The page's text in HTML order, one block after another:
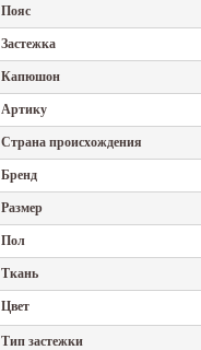
Пояс
Застежка
Капюшон
Артику
Страна происхождения
Бренд
Размер
Пол
Ткань
Цвет
Тип застежки